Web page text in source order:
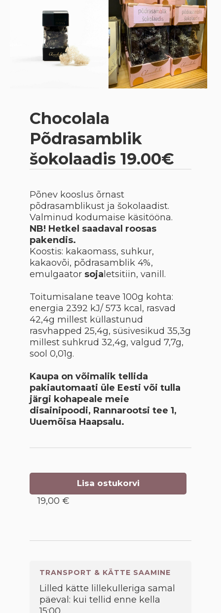
Chocolala
Põdrasamblik
šokolaadis 19.00€
Põnev kooslus õrnast
põdrasamblikust ja šokolaadist.
Valminud kodumaise käsitööna.
NB! Hetkel saadaval roosas
pakendis.
Koostis: kakaomass, suhkur,
kakaovõi, põdrasamblik 4%,
emulgaator soja letsitiin, vanill.
Toitumisalane teave 100g kohta:
energia 2392 kJ/ 573 kcal, rasvad
42,4g millest küllastunud
rasvhapped 25,4g, süsivesikud 35,3g
millest suhkrud 32,4g, valgud 7,7g,
sool 0,01g.
Kaupa on võimalik tellida
pakiautomaati üle Eesti või tulla
järgi kohapeale meie
disainipoodi, Rannarootsi tee 1,
Uuemõisa Haapsalu.
Lisa ostukorvi
19,00 €
TRANSPORT & KÄTTE SAAMINE
Lilled kätte lillekulleriga samal
päeval: kui tellid enne kella